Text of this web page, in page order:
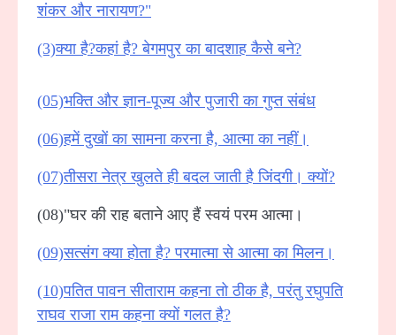
शंकर और नारायण?"
(3)क्या है?कहां है? बेगमपुर का बादशाह कैसे बने?
(05)भक्ति और ज्ञान-पूज्य और पुजारी का गुप्त संबंध
(06)हमें दुखों का सामना करना है, आत्मा का नहीं।
(07)तीसरा नेत्र खुलते ही बदल जाती है जिंदगी। क्यों?
(08)"घर की राह बताने आए हैं स्वयं परम आत्मा।
(09)सत्संग क्या होता है? परमात्मा से आत्मा का मिलन।
(10)पतित पावन सीताराम कहना तो ठीक है, परंतु रघुपति
राघव राजा राम कहना क्यों गलत है?